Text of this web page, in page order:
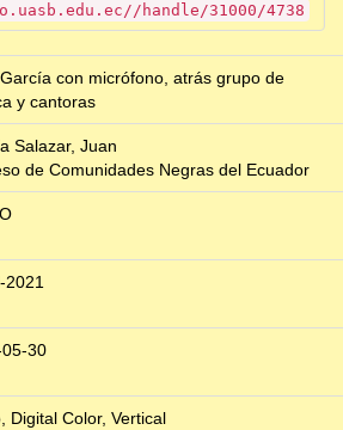
handle/31000/4738
con micrófono, atrás grupo de
y cantoras
Salazar, Juan
de Comunidades Negras del Ecuador
2021
30
Digital Color, Vertical